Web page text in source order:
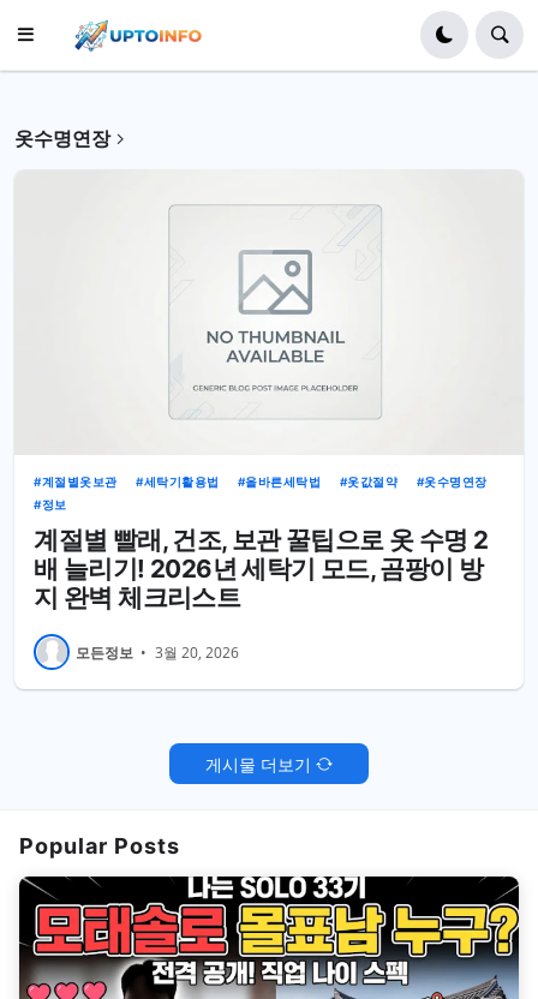
옷수명연장
계절별옷보관 세탁기활용법 올바른세탁법 옷값절약
옷수명연장
정보
계절별 빨래, 건조, 보관 꿀팁으로 옷 수명 2
배 늘리기! 2026년 세탁기 모드, 곰팡이 방
지 완벽 체크리스트
모든정보 • 3월 20, 2026
게시물 더보기
Popular Posts